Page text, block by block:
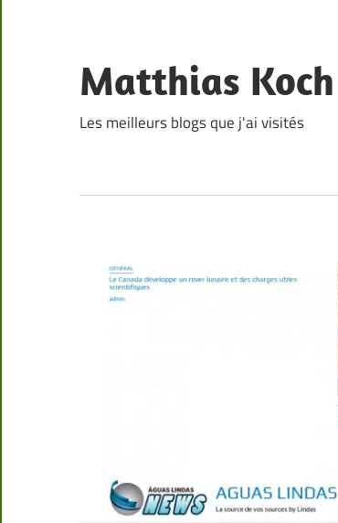
content
Matthias Koch
Les meilleurs blogs que j'ai visités